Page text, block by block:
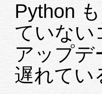
Python
ていない
アップデ
遅れてい